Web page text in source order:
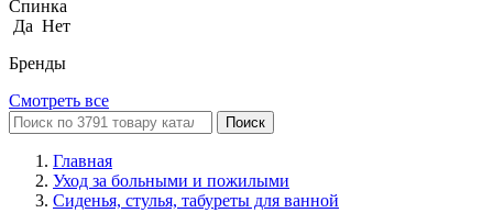
Спинка
Да Нет
Бренды
Смотреть все
Поиск
Главная
Уход за больными и пожилыми
Сиденья, стулья, табуреты для ванной